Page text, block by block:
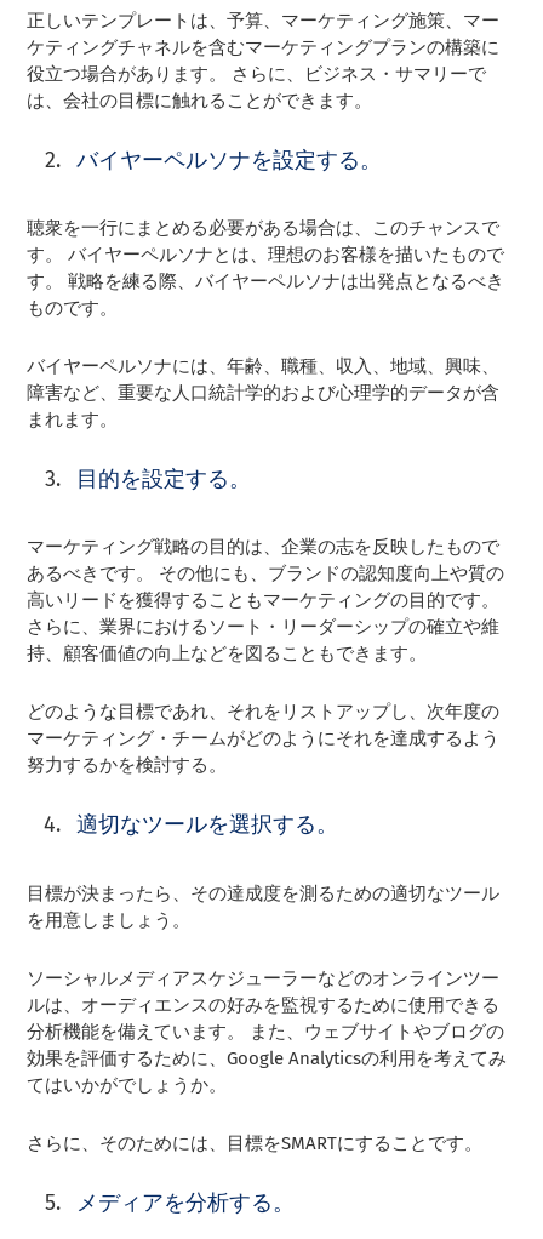
正しいテンプレートは、予算、マーケティング施策、マー
ケティングチャネルを含むマーケティングプランの構築に
役立つ場合があります。 さらに、ビジネス・サマリーで
は、会社の目標に触れることができます。
バイヤーペルソナを設定する。
聴衆を一行にまとめる必要がある場合は、このチャンスで
す。 バイヤーペルソナとは、理想のお客様を描いたもので
す。 戦略を練る際、バイヤーペルソナは出発点となるべき
ものです。
バイヤーペルソナには、年齢、職種、収入、地域、興味、
障害など、重要な人口統計学的および心理学的データが含
まれます。
目的を設定する。
マーケティング戦略の目的は、企業の志を反映したもので
あるべきです。 その他にも、ブランドの認知度向上や質の
高いリードを獲得することもマーケティングの目的です。
さらに、業界におけるソート・リーダーシップの確立や維
持、顧客価値の向上などを図ることもできます。
どのような目標であれ、それをリストアップし、次年度の
マーケティング・チームがどのようにそれを達成するよう
努力するかを検討する。
適切なツールを選択する。
目標が決まったら、その達成度を測るための適切なツール
を用意しましょう。
ソーシャルメディアスケジューラーなどのオンラインツー
ルは、オーディエンスの好みを監視するために使用できる
分析機能を備えています。 また、ウェブサイトやブログの
効果を評価するために、Google Analyticsの利用を考えてみ
てはいかがでしょうか。
さらに、そのためには、目標をSMARTにすることです。
メディアを分析する。